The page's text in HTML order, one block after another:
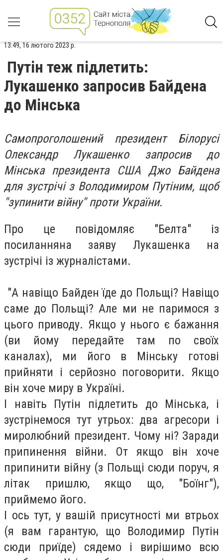
13:49, 16 лютого 2023 р.
Путін теж підлетить:
Лукашенко запросив Байдена
до Мінська
Самопроголошений президент Білорусі
Олександр Лукашенко запросив до
Мінська президента США Джо Байдена
для зустрічі з Володимиром Путіним, щоб
"зупинити війну" проти України.
Про це повідомляє "Белта" із
посиланняна заяву Лукашенка на
зустрічі із журналістами.
"А навіщо Байден їде до Польщі? Навіщо
саме до Польщі? Але ми не паримося з
цього приводу. Якщо у нього є бажання
(ви йому передайте там по своїх
каналах), ми його в Мінську готові
прийняти і серйозно поговорити. Якщо
він хоче миру в Україні.
І навіть Путін підлетить до Мінська, і
зустрінемося тут утрьох: два агресори і
миролюбний президент. Чому ні? Заради
припинення війни. От якщо він хоче
припинити війну (з Польщі сюди поруч, я
літак пришлю, якщо що, "Боїнг"),
приймемо його.
І ось тут, у вашій присутності ми втрьох
(я вам гарантую, що Володимир Путін
сюди приїде) сядемо і вирішимо всю